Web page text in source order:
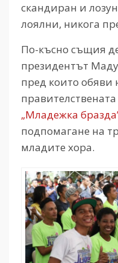
скандиран и
лоялни, никога
По-късно същия
президентът
пред които
правителствената
„Младежка
подпомагане на
младите хора.